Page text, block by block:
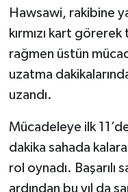
Hawsawi, rakibine
kırmızı kart görerek
rağmen üstün
uzatma
uzandı.
Mücadeleye ilk
dakika sahada
rol oynadı. Başarılı
ardından bu yıl da
Kadınlar
Diğer
Formula 1
Atletizm